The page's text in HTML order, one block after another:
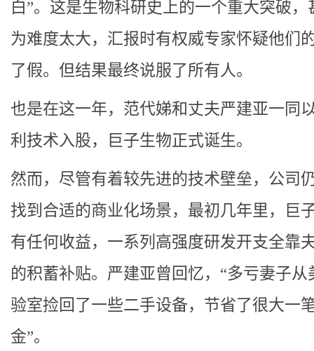
白”。这是生物科研史上的一个重大突破，
为难度太大，汇报时有权威专家怀疑他们
了假。但结果最终说服了所有人。
也是在这一年，范代娣和丈夫严建亚一同
利技术入股，巨子生物正式诞生。
然而，尽管有着较先进的技术壁垒，公司
找到合适的商业化场景，最初几年里，巨
有任何收益，一系列高强度研发开支全靠
的积蓄补贴。严建亚曾回忆，“多亏妻子从
验室捡回了一些二手设备，节省了很大一
金”。